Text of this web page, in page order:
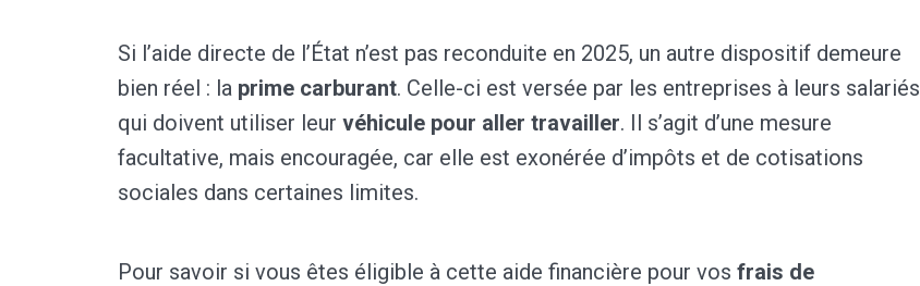
Si l’aide directe de l’État n’est pas reconduite en 2025, un autre dispositif demeure
bien réel : la prime carburant. Celle-ci est versée par les entreprises à leurs salariés
qui doivent utiliser leur véhicule pour aller travailler. Il s’agit d’une mesure
facultative, mais encouragée, car elle est exonérée d’impôts et de cotisations
sociales dans certaines limites.
Pour savoir si vous êtes éligible à cette aide financière pour vos frais de